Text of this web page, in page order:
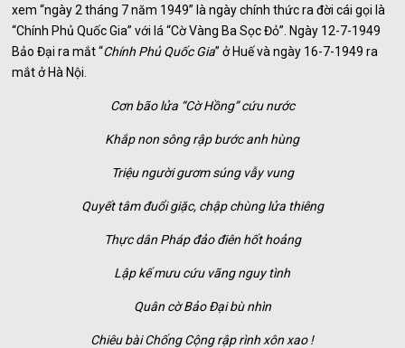
xem “ngày 2 tháng 7 năm 1949” là ngày chính thức ra đời cái gọi là
“Chính Phủ Quốc Gia” với lá “Cờ Vàng Ba Sọc Đỏ”. Ngày 12-7-1949
Bảo Đại ra mắt “Chính Phủ Quốc Gia” ở Huế và ngày 16-7-1949 ra
mắt ở Hà Nội.
Cơn bão lửa “Cờ Hồng” cứu nước
Khắp non sông rập bước anh hùng
Triệu người gươm súng vẫy vung
Quyết tâm đuổi giặc, chập chùng lửa thiêng
Thực dân Pháp đảo điên hốt hoảng
Lập kế mưu cứu vãng nguy tình
Quân cờ Bảo Đại bù nhìn
Chiêu bài Chống Cộng rập rình xôn xao !